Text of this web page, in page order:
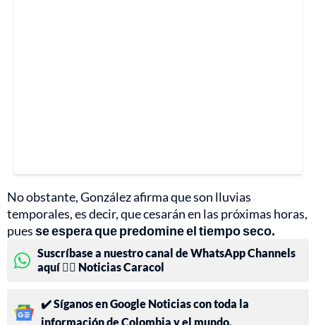
No obstante, González afirma que son lluvias
temporales, es decir, que cesarán en las próximas horas,
puesse espera que predomine el tiempo seco.
Suscríbase a nuestro canal de WhatsApp Channels
aquí 👉🏻 Noticias Caracol
✔️ Síganos en Google Noticias con toda la
información de Colombia y el mundo.